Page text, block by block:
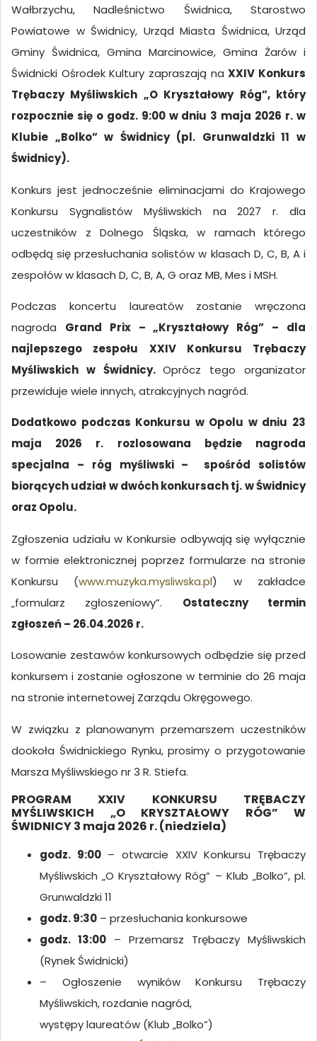
Wałbrzychu, Nadleśnictwo Świdnica, Starostwo
Powiatowe w Świdnicy, Urząd Miasta Świdnica, Urząd
Gminy Świdnica, Gmina Marcinowice, Gmina Żarów i
Świdnicki Ośrodek Kultury zapraszają naXXIV Konkurs
Trębaczy Myśliwskich „O Kryształowy Róg”, który
rozpocznie się o godz. 9:00 w dniu 3 maja 2026 r. w
Klubie „Bolko” w Świdnicy (pl. Grunwaldzki 11 w
Świdnicy).
Konkurs jest jednocześnie eliminacjami do Krajowego
Konkursu Sygnalistów Myśliwskich na 2027 r. dla
uczestników z Dolnego Śląska, w ramach którego
odbędą się przesłuchania solistów w klasach D, C, B, A i
zespołów w klasach D, C, B, A, G oraz MB, Mes i MSH.
Podczas koncertu laureatów zostanie wręczona
nagroda Grand Prix – „Kryształowy Róg” – dla
najlepszego zespołu XXIV Konkursu Trębaczy
Myśliwskich w Świdnicy.Oprócz tego organizator
przewiduje wiele innych, atrakcyjnych nagród.
Dodatkowo podczas Konkursu w Opolu w dniu 23
maja 2026 r. rozlosowana będzie nagroda
specjalna – róg myśliwski – spośród solistów
biorących udział w dwóch konkursach tj. w Świdnicy
oraz Opolu.
Zgłoszenia udziału w Konkursie odbywają się wyłącznie
w formie elektronicznej poprzez formularze na stronie
Konkursu (www.muzyka.mysliwska.pl) w zakładce
„formularz zgłoszeniowy”. Ostateczny termin
zgłoszeń – 26.04.2026 r.
Losowanie zestawów konkursowych odbędzie się przed
konkursem i zostanie ogłoszone w terminie do 26 maja
na stronie internetowej Zarządu Okręgowego.
W związku z planowanym przemarszem uczestników
dookoła Świdnickiego Rynku, prosimy o przygotowanie
Marsza Myśliwskiego nr 3 R. Stiefa.
PROGRAM XXIV KONKURSU TRĘBACZY
MYŚLIWSKICH „O KRYSZTAŁOWY RÓG” W
ŚWIDNICY 3 maja 2026 r. (niedziela)
godz. 9:00– otwarcie XXIV Konkursu Trębaczy
Myśliwskich „O Kryształowy Róg” – Klub „Bolko”, pl.
Grunwaldzki 11
godz. 9:30 – przesłuchania konkursowe
godz. 13:00 – Przemarsz Trębaczy Myśliwskich
(Rynek Świdnicki)
– Ogłoszenie wyników Konkursu Trębaczy
Myśliwskich, rozdanie nagród,
występy laureatów (Klub „Bolko”)